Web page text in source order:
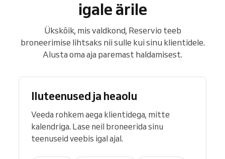
igale ärile
Ükskõik, mis valdkond, Reservio teeb
broneerimise lihtsaks nii sulle kui sinu klientidele.
Alusta oma aja paremast haldamisest.
Iluteenused ja heaolu
Veeda rohkem aega klientidega, mitte
kalendriga. Lase neil broneerida sinu
teenuseid veebis igal ajal.